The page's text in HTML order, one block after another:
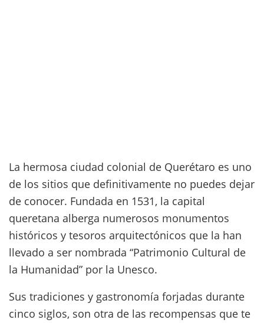
La hermosa ciudad colonial de Querétaro es uno
de los sitios que definitivamente no puedes dejar
de conocer. Fundada en 1531, la capital
queretana alberga numerosos monumentos
históricos y tesoros arquitectónicos que la han
llevado a ser nombrada “Patrimonio Cultural de
la Humanidad” por la Unesco.
Sus tradiciones y gastronomía forjadas durante
cinco siglos, son otra de las recompensas que te